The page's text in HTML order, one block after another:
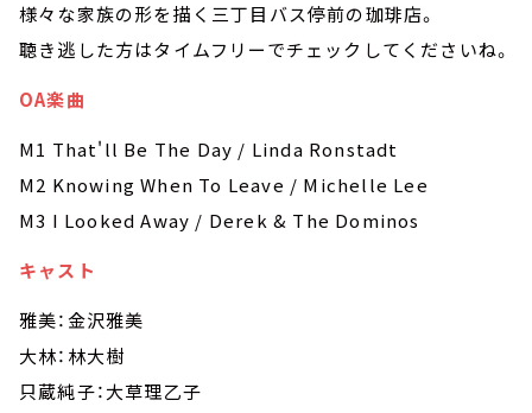
様々な家族の形を描く三丁目バス停前の珈琲店。
聴き逃した方はタイムフリーでチェックしてくださいね。
OA楽曲
M1 That'll Be The Day / Linda Ronstadt
M2 Knowing When To Leave / Michelle Lee
M3 I Looked Away / Derek & The Dominos
キャスト
雅美：金沢雅美
大林：林大樹
只蔵純子：大草理乙子